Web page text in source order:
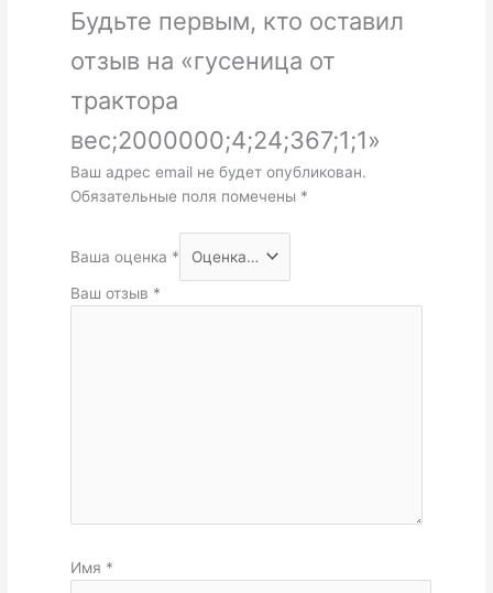
Будьте первым, кто оставил
отзыв на «гусеница от
трактора
вес;2000000;4;24;367;1;1»
Ваш адрес email не будет опубликован.
Обязательные поля помечены *
Ваша оценка *
Ваш отзыв *
Имя *